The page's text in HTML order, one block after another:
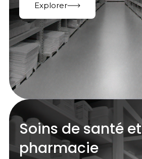
Explorer
Soins de santé et
pharmacie